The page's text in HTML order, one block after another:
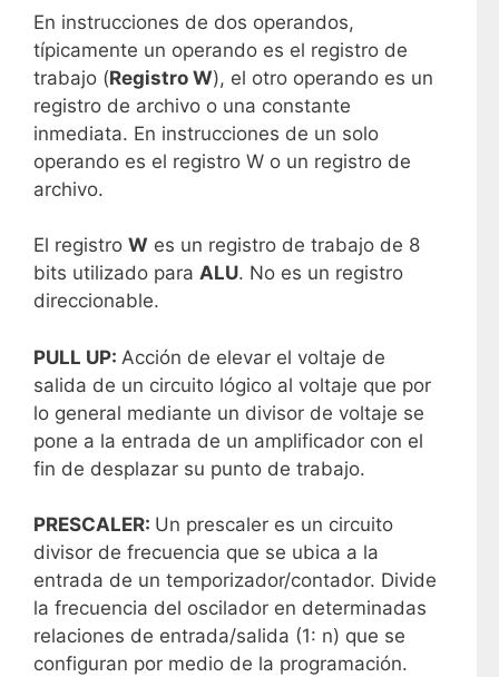
En instrucciones de dos operandos,
típicamente un operando es el registro de
trabajo (Registro W), el otro operando es un
registro de archivo o una constante
inmediata. En instrucciones de un solo
operando es el registro W o un registro de
archivo.
El registro W es un registro de trabajo de 8
bits utilizado para ALU. No es un registro
direccionable.
PULL UP: Acción de elevar el voltaje de
salida de un circuito lógico al voltaje que por
lo general mediante un divisor de voltaje se
pone a la entrada de un amplificador con el
fin de desplazar su punto de trabajo.
PRESCALER: Un prescaler es un circuito
divisor de frecuencia que se ubica a la
entrada de un temporizador/contador. Divide
la frecuencia del oscilador en determinadas
relaciones de entrada/salida (1: n) que se
configuran por medio de la programación.